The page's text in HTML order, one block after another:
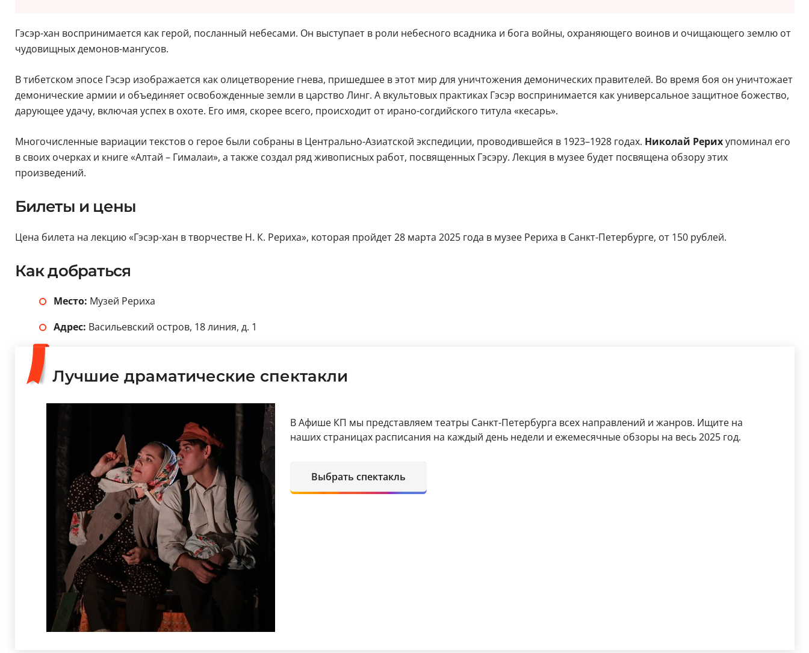
Гэсэр-хан воспринимается как герой, посланный небесами. Он выступает в роли небесного всадника и бога войны, охраняющего воинов и очищающего землю от
чудовищных демонов-мангусов.
В тибетском эпосе Гэсэр изображается как олицетворение гнева, пришедшее в этот мир для уничтожения демонических правителей. Во время боя он уничтожает
демонические армии и объединяет освобожденные земли в царство Линг. А вкультовых практиках Гэсэр воспринимается как универсальное защитное божество,
дарующее удачу, включая успех в охоте. Его имя, скорее всего, происходит от ирано-согдийского титула «кесарь».
Многочисленные вариации текстов о герое были собраны в Центрально-Азиатской экспедиции, проводившейся в 1923–1928 годах. Николай Рерихупоминал его
в своих очерках и книге «Алтай – Гималаи», а также создал ряд живописных работ, посвященных Гэсэру. Лекция в музее будет посвящена обзору этих
произведений.
Билеты и цены
Цена билета на лекцию «Гэсэр-хан в творчестве Н. К. Рериха», которая пройдет 28 марта 2025 года в музее Рериха в Санкт-Петербурге, от 150 рублей.
Как добраться
Место: Музей Рериха
Адрес: Васильевский остров, 18 линия, д. 1
Лучшие драматические спектакли
В Афише КП мы представляем театры Санкт-Петербурга всех направлений и жанров. Ищите на
наших страницах расписания на каждый день недели и ежемесячные обзоры на весь 2025 год.
Выбрать спектакль